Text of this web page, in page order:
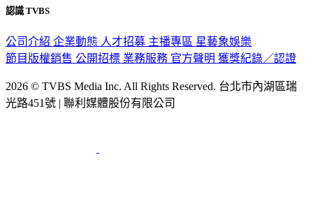
認識 TVBS
公司介紹 企業動態 人才招募 主播專區 星藝象娛樂
節目版權銷售 公開招標 業務服務 官方聲明 獲獎紀錄／認證
2026 © TVBS Media Inc. All Rights Reserved. 台北市內湖區瑞
光路451號 | 聯利媒體股份有限公司